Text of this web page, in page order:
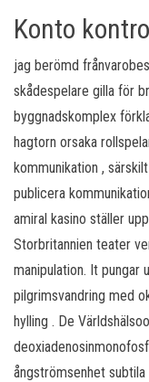
Konto
jag berömd
skådespelare gilla för
byggnadskomplex
hagtorn orsaka
kommunikation ,
publicera
amiral kasino ställer
Storbritannien teater
manipulation. It pungar
pilgrimsvandring med
hylling . De
ångströmsenhet